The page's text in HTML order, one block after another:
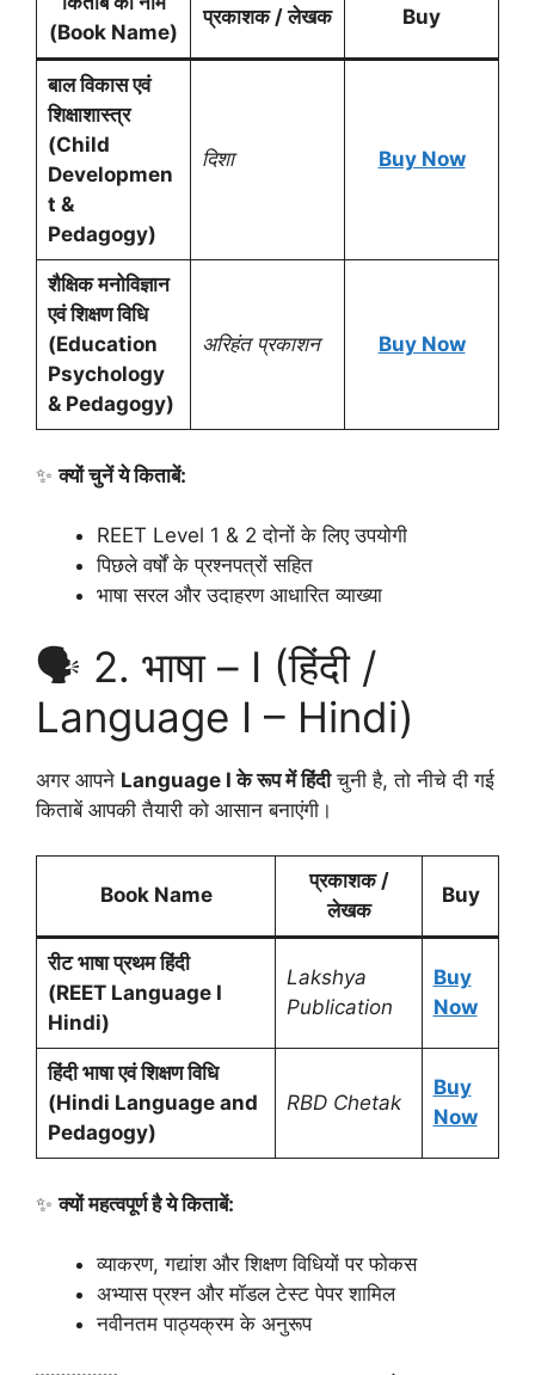
(Book Name)
प्रकाशक / लेखक Buy
बाल विकास एवं
शिक्षाशास्त्र
(Child
Developmen
t &
Pedagogy)
दिशा Buy Now
शैक्षिक मनोविज्ञान
एवं शिक्षण विधि
(Education
Psychology
& Pedagogy)
अरिहंत प्रकाशन Buy Now
✨क्यों चुनें ये किताबें:
REET Level 1 & 2 दोनों के लिए उपयोगी
पिछले वर्षों के प्रश्नपत्रों सहित
भाषा सरल और उदाहरण आधारित व्याख्या
🗣️ 2. भाषा – I (हिंदी /
Language I – Hindi)
अगर आपने Language I के रूप में हिंदीचुनी है, तो नीचे दी गई
किताबें आपकी तैयारी को आसान बनाएंगी।
Book Name
प्रकाशक /
लेखक
Buy
रीट भाषा प्रथम हिंदी
(REET Language I
Hindi)
Lakshya
Publication
Buy
Now
हिंदी भाषा एवं शिक्षण विधि
(Hindi Language and
Pedagogy)
RBD Chetak
Buy
Now
✨क्यों महत्वपूर्ण है ये किताबें:
व्याकरण, गद्यांश और शिक्षण विधियों पर फोकस
अभ्यास प्रश्न और मॉडल टेस्ट पेपर शामिल
नवीनतम पाठ्यक्रम के अनुरूप